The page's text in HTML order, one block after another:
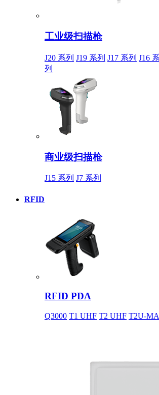
工业级扫描枪
J20 系列 J19 系列 J17 系列 J16
列
商业级扫描枪
J15 系列 J7 系列
RFID
RFID PDA
Q3000 T1 UHF T2 UHF T2U-